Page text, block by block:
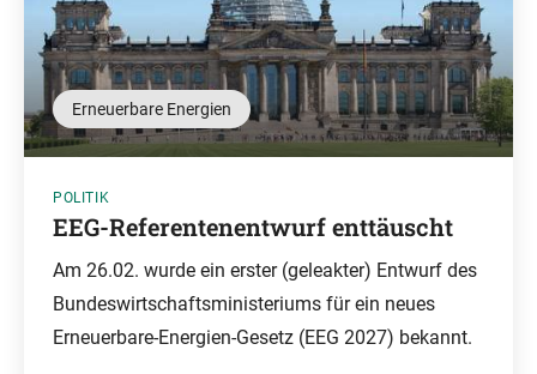
Erneuerbare Energien
POLITIK
EEG-Referentenentwurf enttäuscht
Am 26.02. wurde ein erster (geleakter) Entwurf des
Bundeswirtschaftsministeriums für ein neues
Erneuerbare-Energien-Gesetz (EEG 2027) bekannt.